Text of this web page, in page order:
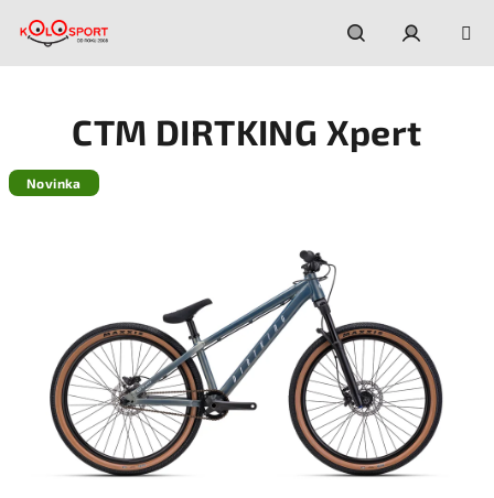
Hľadať
CTM DIRTKING Xpert
Novinka